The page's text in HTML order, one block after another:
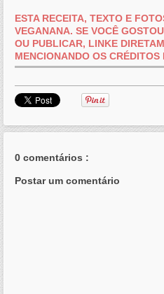
ESTA RECEITA, TEXTO E
VEGANANA. SE VOCÊ
OU PUBLICAR, LINKE
MENCIONANDO OS
0 comentários :
Postar um comentário